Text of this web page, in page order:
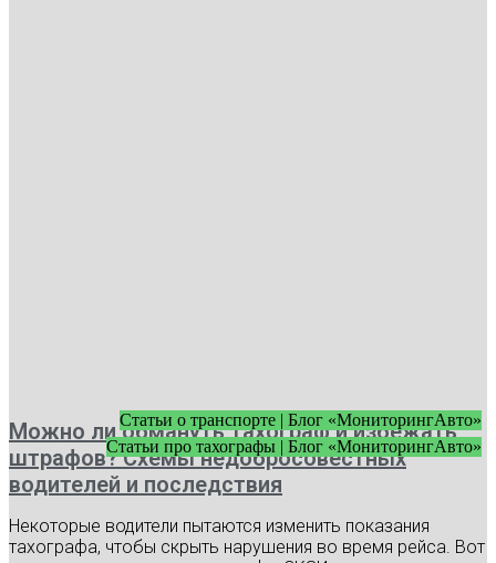
Статьи о транспорте | Блог «МониторингАвто»
Статьи про тахографы | Блог «МониторингАвто»
Можно ли обмануть тахограф и избежать
штрафов? Схемы недобросовестных
водителей и последствия
Некоторые водители пытаются изменить показания
тахографа, чтобы скрыть нарушения во время рейса. Вот